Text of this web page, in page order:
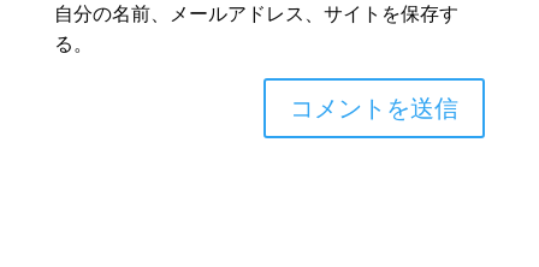
自分の名前、メールアドレス、サイトを保存す
る。